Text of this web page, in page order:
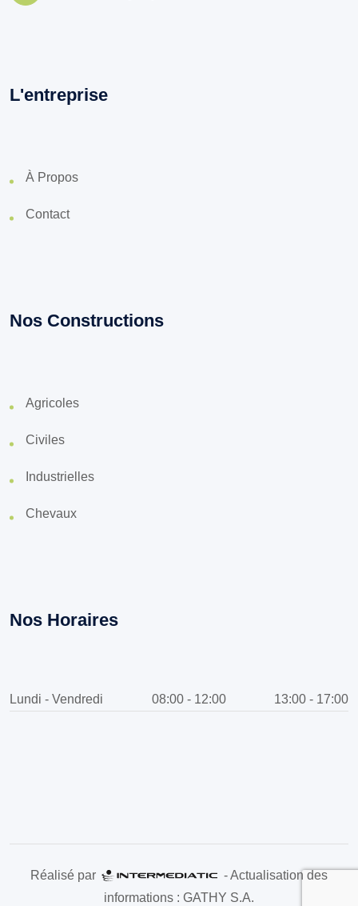
L'entreprise
À Propos
Contact
Nos Constructions
Agricoles
Civiles
Industrielles
Chevaux
Nos Horaires
Lundi - Vendredi 08:00 - 12:00 13:00 - 17:00
Réalisé par
- Actualisation des
informations : GATHY S.A.